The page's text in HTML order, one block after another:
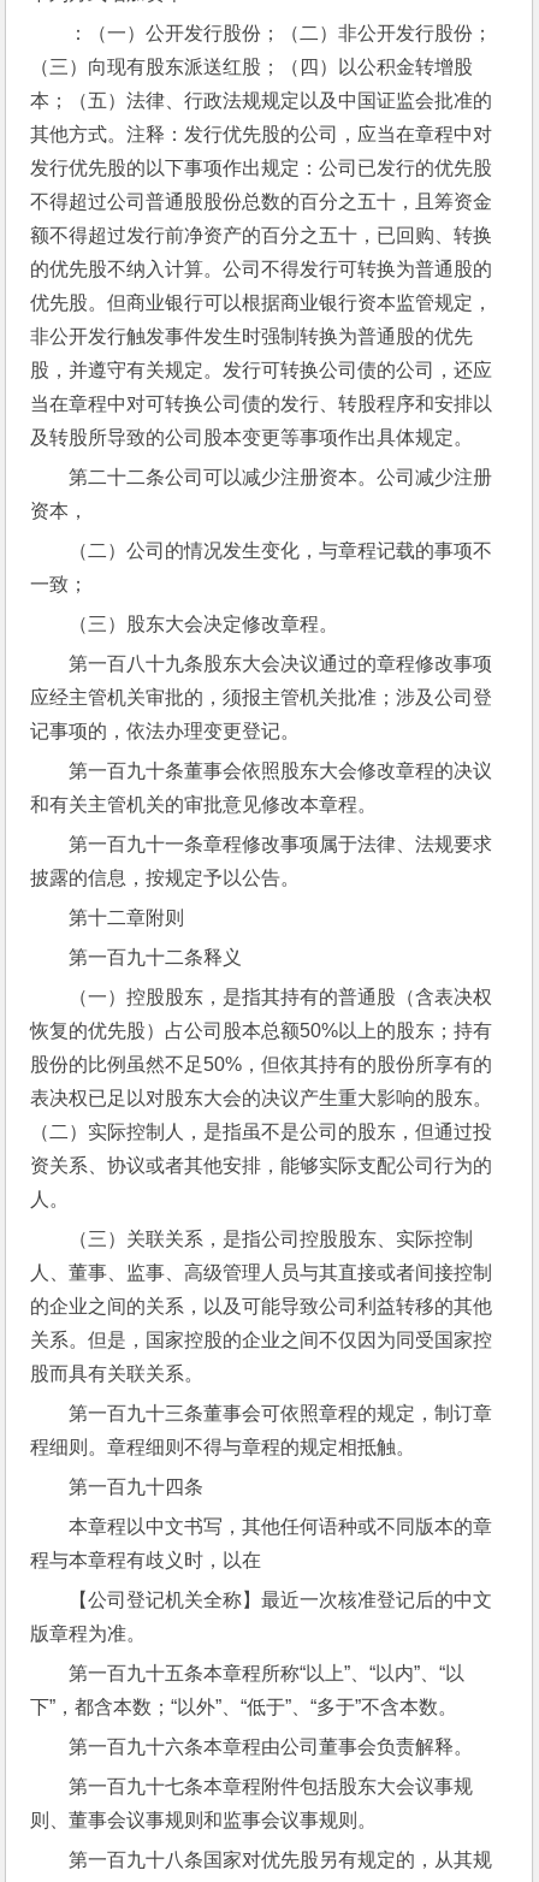
：（一）公开发行股份；（二）非公开发行股份；
（三）向现有股东派送红股；（四）以公积金转增股
本；（五）法律、行政法规规定以及中国证监会批准的
其他方式。注释：发行优先股的公司，应当在章程中对
发行优先股的以下事项作出规定：公司已发行的优先股
不得超过公司普通股股份总数的百分之五十，且筹资金
额不得超过发行前净资产的百分之五十，已回购、转换
的优先股不纳入计算。公司不得发行可转换为普通股的
优先股。但商业银行可以根据商业银行资本监管规定，
非公开发行触发事件发生时强制转换为普通股的优先
股，并遵守有关规定。发行可转换公司债的公司，还应
当在章程中对可转换公司债的发行、转股程序和安排以
及转股所导致的公司股本变更等事项作出具体规定。
第二十二条公司可以减少注册资本。公司减少注册
资本，
（二）公司的情况发生变化，与章程记载的事项不
一致；
（三）股东大会决定修改章程。
第一百八十九条股东大会决议通过的章程修改事项
应经主管机关审批的，须报主管机关批准；涉及公司登
记事项的，依法办理变更登记。
第一百九十条董事会依照股东大会修改章程的决议
和有关主管机关的审批意见修改本章程。
第一百九十一条章程修改事项属于法律、法规要求
披露的信息，按规定予以公告。
第十二章附则
第一百九十二条释义
（一）控股股东，是指其持有的普通股（含表决权
恢复的优先股）占公司股本总额50%以上的股东；持有
股份的比例虽然不足50%，但依其持有的股份所享有的
表决权已足以对股东大会的决议产生重大影响的股东。
（二）实际控制人，是指虽不是公司的股东，但通过投
资关系、协议或者其他安排，能够实际支配公司行为的
人。
（三）关联关系，是指公司控股股东、实际控制
人、董事、监事、高级管理人员与其直接或者间接控制
的企业之间的关系，以及可能导致公司利益转移的其他
关系。但是，国家控股的企业之间不仅因为同受国家控
股而具有关联关系。
第一百九十三条董事会可依照章程的规定，制订章
程细则。章程细则不得与章程的规定相抵触。
第一百九十四条
本章程以中文书写，其他任何语种或不同版本的章
程与本章程有歧义时，以在
【公司登记机关全称】最近一次核准登记后的中文
版章程为准。
第一百九十五条本章程所称“以上”、“以内”、“以
下”，都含本数；“以外”、“低于”、“多于”不含本数。
第一百九十六条本章程由公司董事会负责解释。
第一百九十七条本章程附件包括股东大会议事规
则、董事会议事规则和监事会议事规则。
第一百九十八条国家对优先股另有规定的，从其规